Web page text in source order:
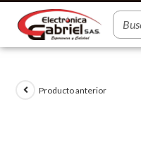
Producto anterior